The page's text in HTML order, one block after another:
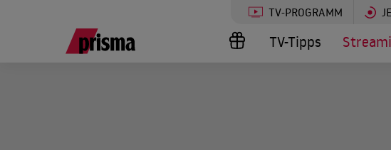
TV-PROGRAMM
TV-Tipps